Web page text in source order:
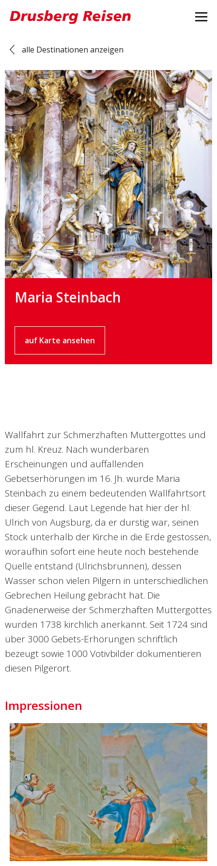
alle Destinationen anzeigen
Maria Steinbach
auf Karte ansehen
Wallfahrt zur Schmerzhaften Muttergottes und
zum hl. Kreuz. Nach wunderbaren
Erscheinungen und auffallenden
Gebetserhörungen im 16. Jh. wurde Maria
Steinbach zu einem bedeutenden Wallfahrtsort
dieser Gegend. Laut Legende hat hier der hl.
Ulrich von Augsburg, da er durstig war, seinen
Stock unterhalb der Kirche in die Erde gestossen,
woraufhin sofort eine heute noch bestehende
Quelle entstand (Ulrichsbrunnen), dessen
Wasser schon vielen Pilgern in unterschiedlichen
Gebrechen Heilung gebracht hat. Die
Gnadenerweise der Schmerzhaften Muttergottes
wurden 1738 kirchlich anerkannt. Seit 1724 sind
über 3000 Gebets-Erhörungen schriftlich
bezeugt sowie 1000 Votivbilder dokumentieren
diesen Pilgerort.
Impressionen